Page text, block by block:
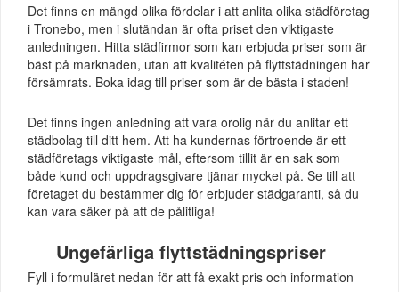
Det finns en mängd olika fördelar i att anlita olika städföretag
i Tronebo, men i slutändan är ofta priset den viktigaste
anledningen. Hitta städfirmor som kan erbjuda priser som är
bäst på marknaden, utan att kvalitéten på flyttstädningen har
försämrats. Boka idag till priser som är de bästa i staden!
Det finns ingen anledning att vara orolig när du anlitar ett
städbolag till ditt hem. Att ha kundernas förtroende är ett
städföretags viktigaste mål, eftersom tillit är en sak som
både kund och uppdragsgivare tjänar mycket på. Se till att
företaget du bestämmer dig för erbjuder städgaranti, så du
kan vara säker på att de pålitliga!
Ungefärliga flyttstädningspriser
Fyll i formuläret nedan för att få exakt pris och information